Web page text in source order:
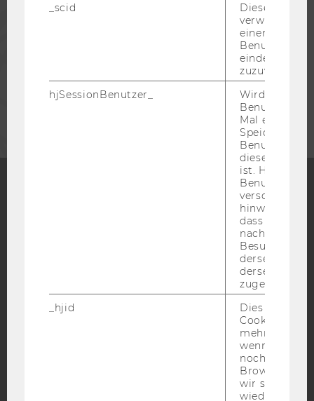
PRESSE
UNTERNEHMEN
Blog
Bluesky
BARRIEREFREIHEITSERKLÄRUNG WEBSEITE
_scid
Dieses
verwendet,
einem/einer
Benutzer*in
eindeutige ID
zuzuweisen
hjSessionBenutzer_
Wird gesetzt,
Benutzer
Mal eine
Speichert die
Benutzer-ID,
diese Seite
ist. Hotjar
Benutzer
verschiedene
hinweg.Stellt
dass Daten
Besuchen auf
derselben
derselben
zugeordnet
_hjid
Dies ist ein
Cookie, das
mehr setzen,
wenn ein
noch in
Browser hat,
wir seinen